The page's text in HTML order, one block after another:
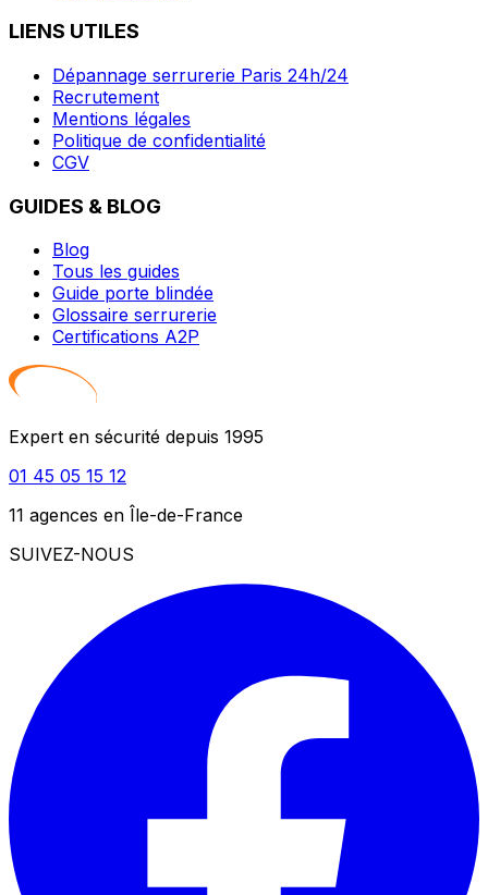
LIENS UTILES
Dépannage serrurerie Paris 24h/24
Recrutement
Mentions légales
Politique de confidentialité
CGV
GUIDES & BLOG
Blog
Tous les guides
Guide porte blindée
Glossaire serrurerie
Certifications A2P
Expert en sécurité depuis 1995
01 45 05 15 12
11 agences en Île-de-France
SUIVEZ-NOUS